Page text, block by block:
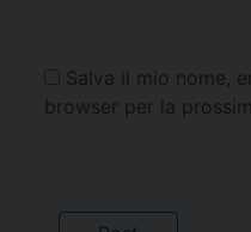
Salva il mio nome,
browser per la